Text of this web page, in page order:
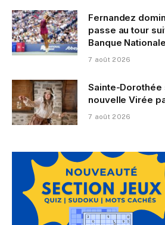
Fernandez
passe au tour
Banque Nationale
7 août 2026
Sainte-
nouvelle Virée
7 août 2026